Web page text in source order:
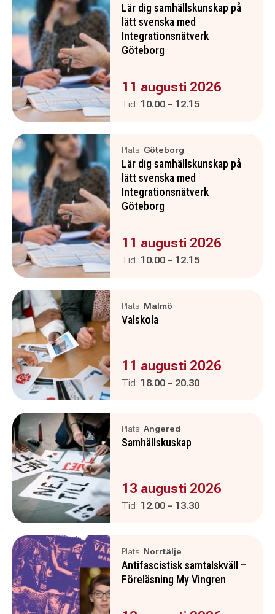
Lär dig samhällskunskap på
lätt svenska med
Integrationsnätverk
Göteborg
Evenemanget är :
11 augusti 2026
Tid: Pågår mellan
10.00 – och
12.15
Plats: Göteborg
Lär dig samhällskunskap på
lätt svenska med
Integrationsnätverk
Göteborg
Evenemanget är :
11 augusti 2026
Tid: Pågår mellan
10.00 – och
12.15
Plats: Malmö
Valskola
Evenemanget är :
11 augusti 2026
Tid: Pågår mellan
18.00 – och
20.30
Plats: Angered
Samhällskuskap
Evenemanget är :
13 augusti 2026
Tid: Pågår mellan
12.00 – och
13.30
Plats: Norrtälje
Antifascistisk samtalskväll –
Föreläsning My Vingren